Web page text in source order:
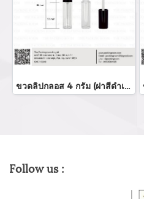
ขวดลิปกลอส 4 กรัม (ฝาสีดำเงา)
Follow us :